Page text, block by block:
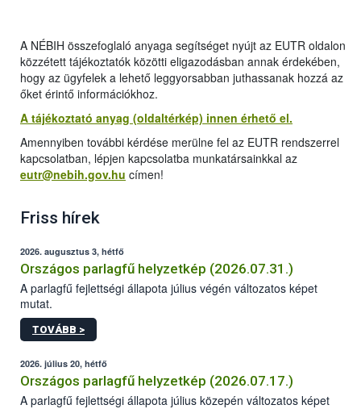
A NÉBIH összefoglaló anyaga segítséget nyújt az EUTR oldalon
közzétett tájékoztatók közötti eligazodásban annak érdekében,
hogy az ügyfelek a lehető leggyorsabban juthassanak hozzá az
őket érintő információkhoz.
A tájékoztató anyag (oldaltérkép) innen érhető el.
Amennyiben további kérdése merülne fel az EUTR rendszerrel
kapcsolatban, lépjen kapcsolatba munkatársainkkal az
eutr@nebih.gov.hu címen!
Friss hírek
2026. augusztus 3, hétfő
Országos parlagfű helyzetkép (2026.07.31.)
A parlagfű fejlettségi állapota július végén változatos képet
mutat.
TOVÁBB >
2026. július 20, hétfő
Országos parlagfű helyzetkép (2026.07.17.)
A parlagfű fejlettségi állapota július közepén változatos képet